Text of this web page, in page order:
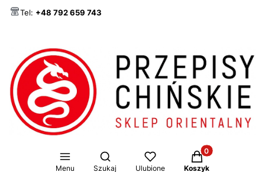
Tel: +48 792 659 743
Menu
Otwórz wyszukiwarkę
Szukaj Ulubione
Produkty w
Koszyk